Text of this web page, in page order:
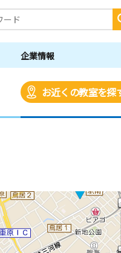
企業情報
お近くの教室を探